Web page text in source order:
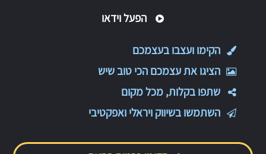
הפעל וידאו
הקימו ועצבו בעצמכם
הציגו את עצמכם הכי טוב שיש
שתפו בקלות, מכל מקום
השתמשו בשיווק ויראלי ואפקטיבי